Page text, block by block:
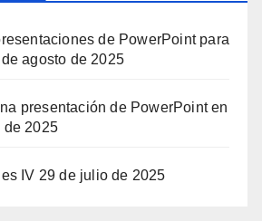
de PowerPoint para
agosto de 2025
presentación de PowerPoint en
de 2025
IV 29 de julio de 2025